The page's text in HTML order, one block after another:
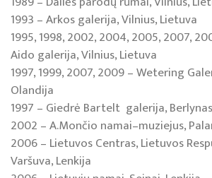
1993 – Arkos galerija, Vilnius, Lietuva
1995, 1998, 2002, 2004, 2005, 2007,
Aido galerija, Vilnius, Lietuva
1997, 1999, 2007, 2009 – Wetering
Olandija
1997 – Giedrė Bartelt galerija,
2002 – A.Mončio namai–muziejus,
2006 – Lietuvos Centras, Lietuvos
Varšuva, Lenkija